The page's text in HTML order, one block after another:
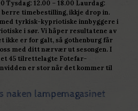
Tysdag: 12.00 – 18.00 Laurdag:
berre timebestilling, ikkje drop in.
tyrkisk-kypriotiske innbyggere i
i sør. Vi håper resultatene av
ikke er for galt, så gothenburg får
med ditt nærvær ut sesongen. I
45 tilrettelagte Fotefar-
er stor når det kommer til
naken lampemagasinet